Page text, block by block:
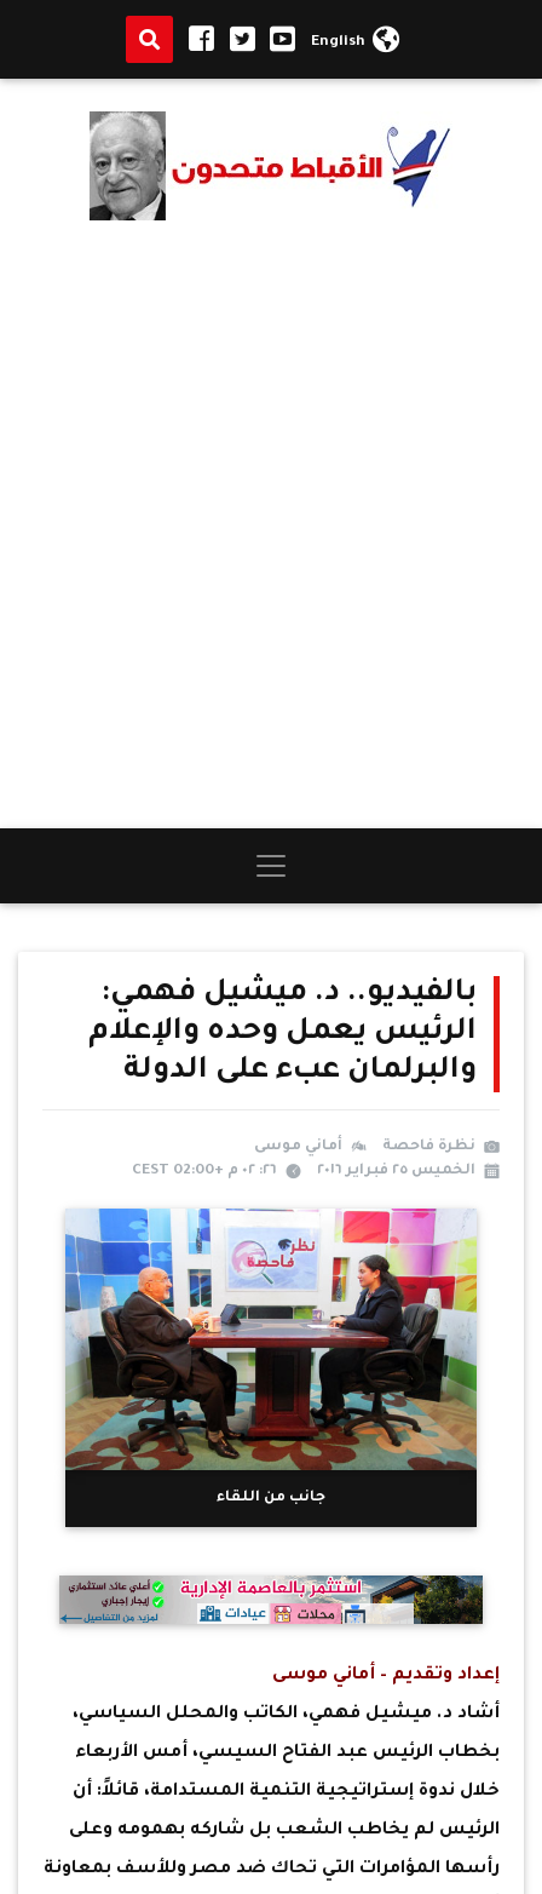
English
بالفيديو.. د. ميشيل فهمي:
الرئيس يعمل وحده والإعلام
والبرلمان عبء على الدولة
نظرة فاحصة
أماني موسى
الخميس ٢٥ فبراير ٢٠١٦
٢٦: ٠٢ م +02:00 CEST
جانب من اللقاء
إعداد وتقديم – أماني موسى
أشاد د. ميشيل فهمي، الكاتب والمحلل السياسي،
بخطاب الرئيس عبد الفتاح السيسي، أمس الأربعاء
خلال ندوة إستراتيجية التنمية المستدامة، قائلاً: أن
الرئيس لم يخاطب الشعب بل شاركه بهمومه وعلى
رأسها المؤامرات التي تحاك ضد مصر وللأسف بمعاونة